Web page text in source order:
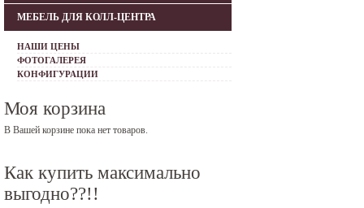
МЕБЕЛЬ ДЛЯ КОЛЛ-ЦЕНТРА
НАШИ ЦЕНЫ
ФОТОГАЛЕРЕЯ
КОНФИГУРАЦИИ
Моя корзина
В Вашей корзине пока нет товаров.
Как купить максимально
выгодно??!!